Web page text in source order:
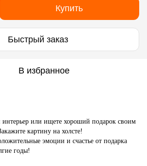
Купить
Быстрый заказ
В избранное
интерьер или ищете хороший подарок своим
картину на холсте!
эмоции и счастье от подарка
годы!